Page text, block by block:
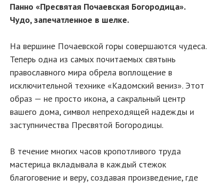
Панно «Пресвятая Почаевская Богородица».
Чудо, запечатленное в шелке.
На вершине Почаевской горы совершаются чудеса.
Теперь одна из самых почитаемых святынь
православного мира обрела воплощение в
исключительной технике «Кадомский вениз». Этот
образ — не просто икона, а сакральный центр
вашего дома, символ непреходящей надежды и
заступничества Пресвятой Богородицы.
В течение многих часов кропотливого труда
мастерица вкладывала в каждый стежок
благоговение и веру, создавая произведение, где